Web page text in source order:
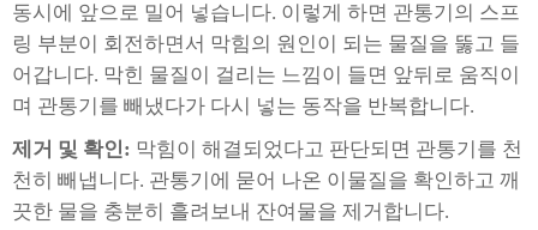
동시에 앞으로 밀어 넣습니다. 이렇게 하면 관통기의 스프
링 부분이 회전하면서 막힘의 원인이 되는 물질을 뚫고 들
어갑니다. 막힌 물질이 걸리는 느낌이 들면 앞뒤로 움직이
며 관통기를 빼냈다가 다시 넣는 동작을 반복합니다.
제거 및 확인: 막힘이 해결되었다고 판단되면 관통기를 천
천히 빼냅니다. 관통기에 묻어 나온 이물질을 확인하고 깨
끗한 물을 충분히 흘려보내 잔여물을 제거합니다.